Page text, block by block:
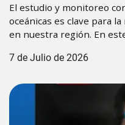
El estudio y monitoreo
oceánicas es clave para
en nuestra región. En
7 de Julio de 2026